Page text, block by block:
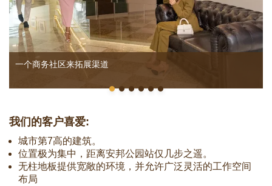
一个商务社区来拓展渠道
我们的客户喜爱:
城市第7高的建筑。
位置极为集中，距离安邦公园站仅几步之遥。
无柱地板提供宽敞的环境，并允许广泛灵活的工作空间
布局